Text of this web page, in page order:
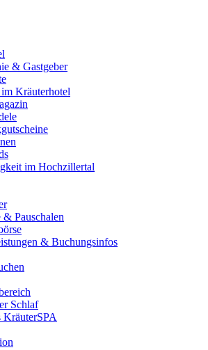
& Gastgeber
Kräuterhotel
im Hochzillertal
& Pauschalen
& Buchungsinfos
Schlaf
KräuterSPA